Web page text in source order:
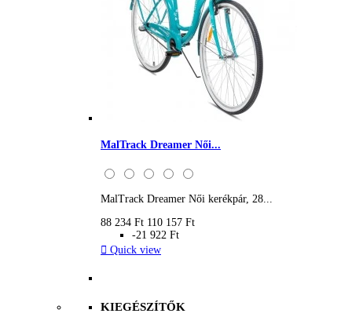
MalTrack Dreamer Női...
MalTrack Dreamer Női kerékpár, 28...
88 234 Ft 110 157 Ft
-21 922 Ft
 Quick view
KIEGÉSZÍTŐK